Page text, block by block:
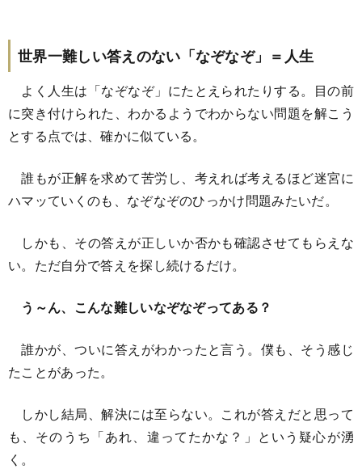
世界一難しい答えのない「なぞなぞ」＝人生
よく人生は「なぞなぞ」にたとえられたりする。目の前
に突き付けられた、わかるようでわからない問題を解こう
とする点では、確かに似ている。
誰もが正解を求めて苦労し、考えれば考えるほど迷宮に
ハマッていくのも、なぞなぞのひっかけ問題みたいだ。
しかも、その答えが正しいか否かも確認させてもらえな
い。ただ自分で答えを探し続けるだけ。
う～ん、こんな難しいなぞなぞってある？
誰かが、ついに答えがわかったと言う。僕も、そう感じ
たことがあった。
しかし結局、解決には至らない。これが答えだと思って
も、そのうち「あれ、違ってたかな？」という疑心が湧
く。